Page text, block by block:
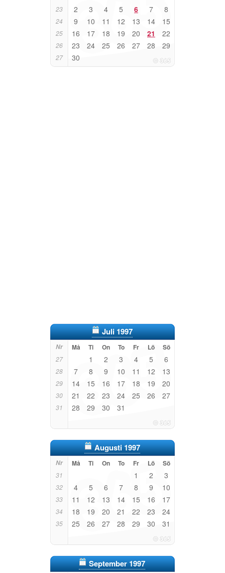
23 2 3 4 5 6 7 8
24 9 10 11 12 13 14 15
25 16 17 18 19 20 21 22
26 23 24 25 26 27 28 29
27 30
Juli 1997
Nr Må Ti On To Fr Lö Sö
27 1 2 3 4 5 6
28 7 8 9 10 11 12 13
29 14 15 16 17 18 19 20
30 21 22 23 24 25 26 27
31 28 29 30 31
Augusti 1997
Nr Må Ti On To Fr Lö Sö
31 1 2 3
32 4 5 6 7 8 9 10
33 11 12 13 14 15 16 17
34 18 19 20 21 22 23 24
35 25 26 27 28 29 30 31
September 1997